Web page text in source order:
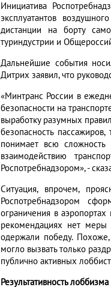
Инициатива
эксплуатантов
дистанции на борту
туриндустрии и
Дальнейшие события
Дитрих заявил, что
«Минтранс России в
безопасности на
выработку разумных
безопасность
понимает всю сложность
взаимодействию
Роспотребнадзором», -
Ситуация, впрочем,
Роспотребнадзором
ограничения в
рекомендациях нет меры
одержали победу.
могло вызвать только
публично активных
Результативность лоббизма